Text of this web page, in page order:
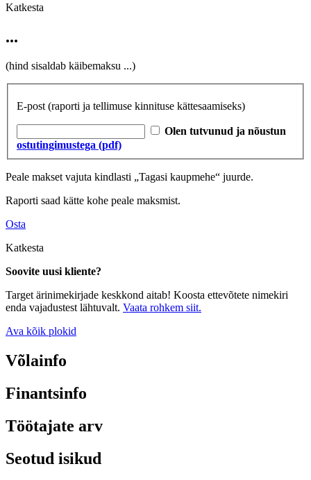
Katkesta
...
(hind sisaldab käibemaksu ...)
E-post (raporti ja tellimuse kinnituse kättesaamiseks)
Olen tutvunud ja nõustun
ostutingimustega (pdf)
Peale makset vajuta kindlasti „Tagasi kaupmehe“ juurde.
Raporti saad kätte kohe peale maksmist.
Osta
Katkesta
Soovite uusi kliente?
Target ärinimekirjade keskkond aitab! Koosta ettevõtete nimekiri
enda vajadustest lähtuvalt. Vaata rohkem siit.
Ava kõik plokid
Võlainfo
Finantsinfo
Töötajate arv
Seotud isikud